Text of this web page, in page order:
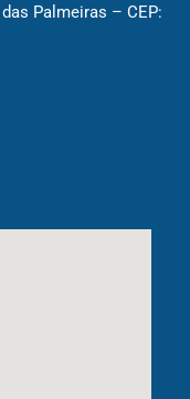
Palmeiras – CEP: